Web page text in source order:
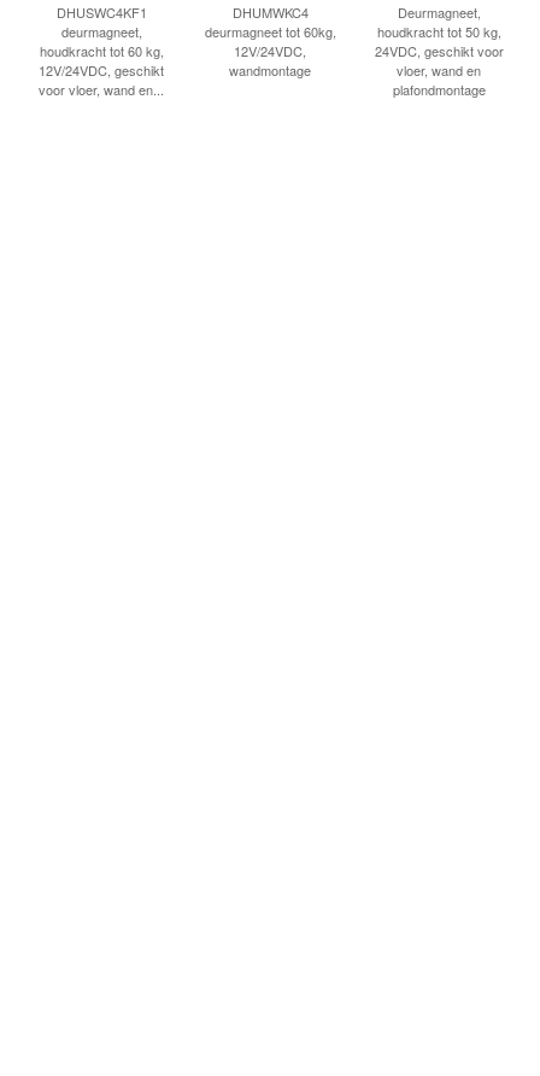
DHUSWC4KF1
deurmagneet,
houdkracht tot 60 kg,
12V/24VDC, geschikt
voor vloer, wand en...
DHUMWKC4
deurmagneet tot 60kg,
12V/24VDC,
wandmontage
Deurmagneet,
houdkracht tot 50 kg,
24VDC, geschikt voor
vloer, wand en
plafondmontage